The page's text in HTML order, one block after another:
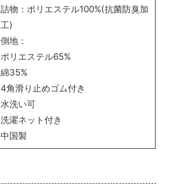
詰物：ポリエステル100%(抗菌防臭加
工)
側地：
ポリエステル65%
綿35%
4角滑り止めゴム付き
水洗い可
洗濯ネット付き
中国製